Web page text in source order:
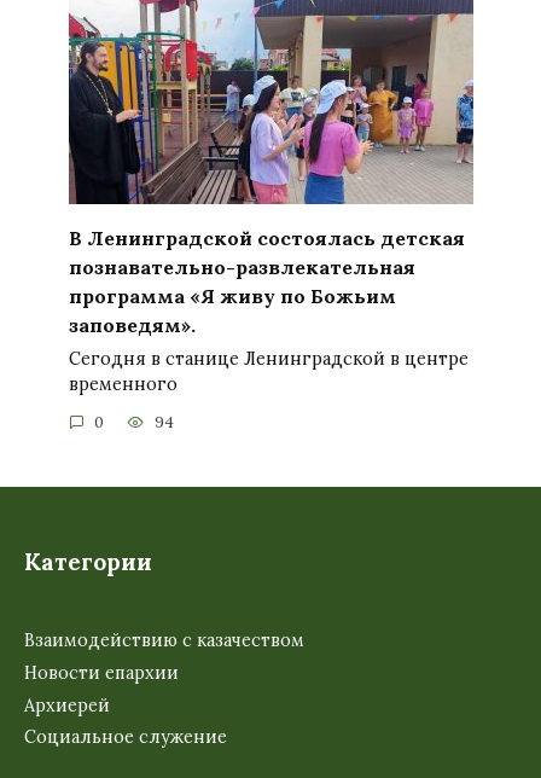
В Ленинградской состоялась детская
познавательно-развлекательная
программа «Я живу по Божьим
заповедям».
Сегодня в станице Ленинградской в центре
временного
0 94
Категории
Взаимодействию с казачеством
Новости епархии
Архиерей
Социальное служение